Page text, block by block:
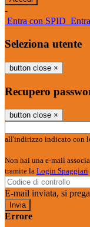
-
Entra con SPID
Seleziona utente
button close ×
Recupero
button close ×
all'indirizzo indicato con
Non hai una e-mail
tramite la Login Spaggiari
E-mail inviata, si
Errore